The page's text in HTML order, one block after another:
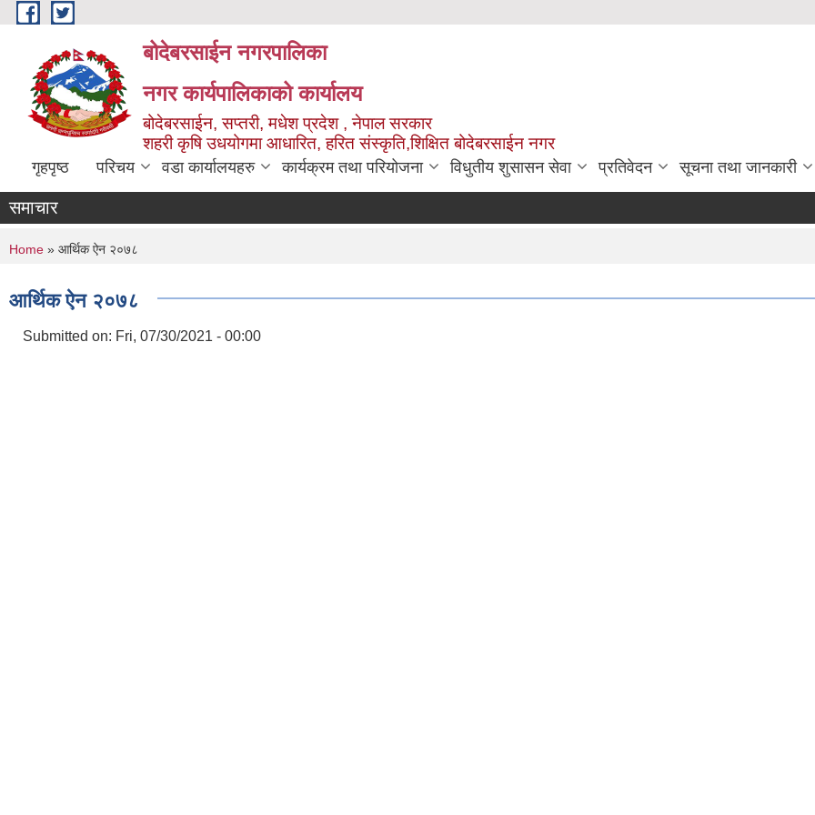
Skip to main content
बोदेबरसाईन नगरपालिका
नगर कार्यपालिकाको कार्यालय
बोदेबरसाईन, सप्तरी, मधेश प्रदेश , नेपाल सरकार
शहरी कृषि उधयोगमा आधारित, हरित संस्कृति,शिक्षित बोदेबरसाईन नगर
गृहपृष्ठ परिचय वडा कार्यालयहरु कार्यक्रम तथा परियोजना विधुतीय शुसासन सेवा प्रतिवेदन सूचना तथा जानकारी
समाचार
You are here
Home » आर्थिक ऐन २०७८
आर्थिक ऐन २०७८
Submitted on: Fri, 07/30/2021 - 00:00